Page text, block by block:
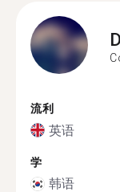
流利
英语
学
韩语